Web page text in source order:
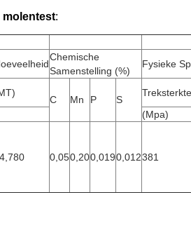
molentest:
Chemische
Samenstelling (%)
Fysieke
C Mn P S
Treksterkte
(Mpa)
0,050,200,0190,012381